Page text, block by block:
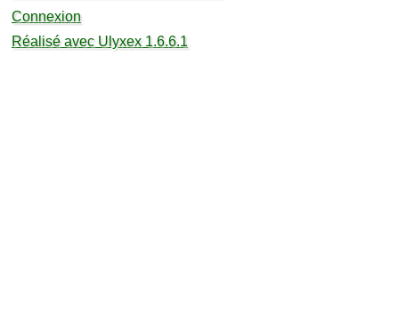
Connexion
Réalisé avec Ulyxex 1.6.6.1